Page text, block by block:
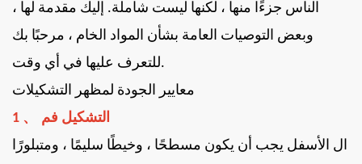
الناس جزءًا منها ، لكنها ليست شاملة. إليك مقدمة لها ،
وبعض التوصيات العامة بشأن المواد الخام ، مرحبًا بك
للتعرف عليها في أي وقت.
معايير الجودة لمظهر التشكيلات
1 、 التشكيل فم
ال الأسفل يجب أن يكون مسطحًا ، وخيطًا سليمًا ، ومتبلورًا